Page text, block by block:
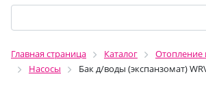
Главная страница Каталог
Отопление
Насосы
Бак д/воды (экспанзомат)